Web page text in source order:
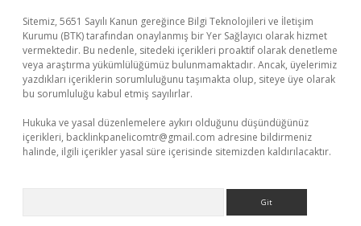
Sitemiz, 5651 Sayılı Kanun gereğince Bilgi Teknolojileri ve İletişim
Kurumu (BTK) tarafından onaylanmış bir Yer Sağlayıcı olarak hizmet
vermektedir. Bu nedenle, sitedeki içerikleri proaktif olarak denetleme
veya araştırma yükümlülüğümüz bulunmamaktadır. Ancak, üyelerimiz
yazdıkları içeriklerin sorumluluğunu taşımakta olup, siteye üye olarak
bu sorumluluğu kabul etmiş sayılırlar.
Hukuka ve yasal düzenlemelere aykırı olduğunu düşündüğünüz
içerikleri, backlinkpanelicomtr@gmail.com adresine bildirmeniz
halinde, ilgili içerikler yasal süre içerisinde sitemizden kaldırılacaktır.